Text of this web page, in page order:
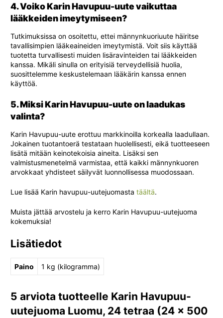
4. Voiko Karin Havupuu-uute vaikuttaa
lääkkeiden imeytymiseen?
Tutkimuksissa on osoitettu, ettei männynkuoriuute häiritse
tavallisimpien lääkeaineiden imeytymistä. Voit siis käyttää
tuotetta turvallisesti muiden lisäravinteiden tai lääkkeiden
kanssa. Mikäli sinulla on erityisiä terveydellisiä huolia,
suosittelemme keskustelemaan lääkärin kanssa ennen
käyttöä.
5. Miksi Karin Havupuu-uute on laadukas
valinta?
Karin Havupuu-uute erottuu markkinoilla korkealla laadullaan.
Jokainen tuotantoerä testataan huolellisesti, eikä tuotteeseen
lisätä mitään keinotekoisia aineita. Lisäksi sen
valmistusmenetelmä varmistaa, että kaikki männynkuoren
arvokkaat yhdisteet säilyvät luonnollisessa muodossaan.
Lue lisää Karin havupuu-uutejuomasta täältä.
Muista jättää arvostelu ja kerro Karin Havupuu-uutejuoma
kokemuksia!
Lisätiedot
Paino 1 kg (kilogramma)
5 arviota tuotteelle Karin Havupuu-
uutejuoma Luomu, 24 tetraa (24 x 500